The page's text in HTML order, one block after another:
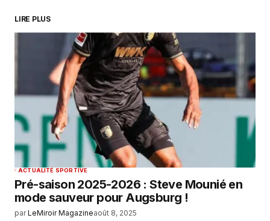
Enregistrer mon nom, mon e-mail et mon
commentaire.
SUBMIT COMMENT
LIRE PLUS
ACTUALITÉ SPORTIVE
Pré-saison 2025-2026 : Steve Mounié en
mode sauveur pour Augsburg !
par LeMiroir Magazineaoût 8, 2025